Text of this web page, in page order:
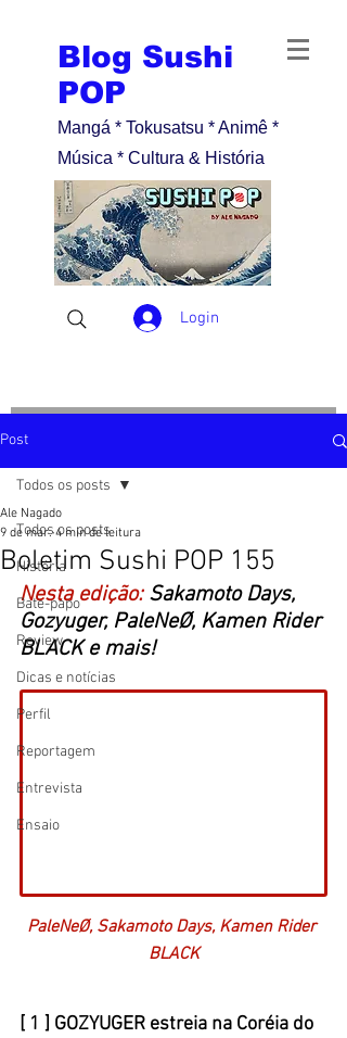
Blog Sushi
POP
Mangá * Tokusatsu * Animê *
Música * Cultura & História
Login
Post
Todos os posts
História
Bate-papo
Review
Dicas e notícias
Perfil
Reportagem
Entrevista
Ensaio
Todos os posts
Boletim Sushi POP 155
Ale Nagado
9 de mar. 4 min de leitura
Nesta edição: Sakamoto Days,
Gozyuger, PaleNeØ, Kamen Rider
BLACK e mais!
PaleNeØ, Sakamoto Days, Kamen Rider
BLACK
[ 1 ] GOZYUGER estreia na Coréia do